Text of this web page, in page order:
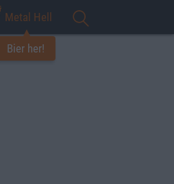
Metal Hell
Bier her!